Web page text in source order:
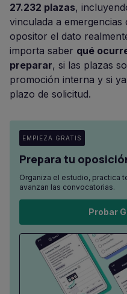
27.232 plazas,
vinculada a
opositor el dato
importa saber qué
preparar, si las plazas
promoción interna y si
plazo de solicitud.
EMPIEZA GRATIS
Prepara tu
Organiza el estudio, practica
avanzan las convocatorias.
Probar